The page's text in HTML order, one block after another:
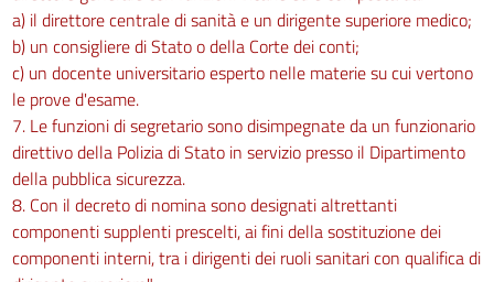
a) il direttore centrale di sanità e un dirigente superiore medico;
b) un consigliere di Stato o della Corte dei conti;
c) un docente universitario esperto nelle materie su cui vertono
le prove d'esame.
7. Le funzioni di segretario sono disimpegnate da un funzionario
direttivo della Polizia di Stato in servizio presso il Dipartimento
della pubblica sicurezza.
8. Con il decreto di nomina sono designati altrettanti
componenti supplenti prescelti, ai fini della sostituzione dei
componenti interni, tra i dirigenti dei ruoli sanitari con qualifica di